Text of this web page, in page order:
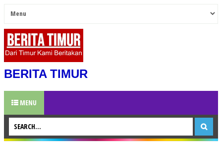
BERITA TIMUR
MENU